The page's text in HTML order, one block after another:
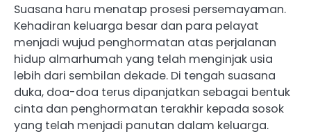
Suasana haru menatap prosesi persemayaman.
Kehadiran keluarga besar dan para pelayat
menjadi wujud penghormatan atas perjalanan
hidup almarhumah yang telah menginjak usia
lebih dari sembilan dekade. Di tengah suasana
duka, doa-doa terus dipanjatkan sebagai bentuk
cinta dan penghormatan terakhir kepada sosok
yang telah menjadi panutan dalam keluarga.